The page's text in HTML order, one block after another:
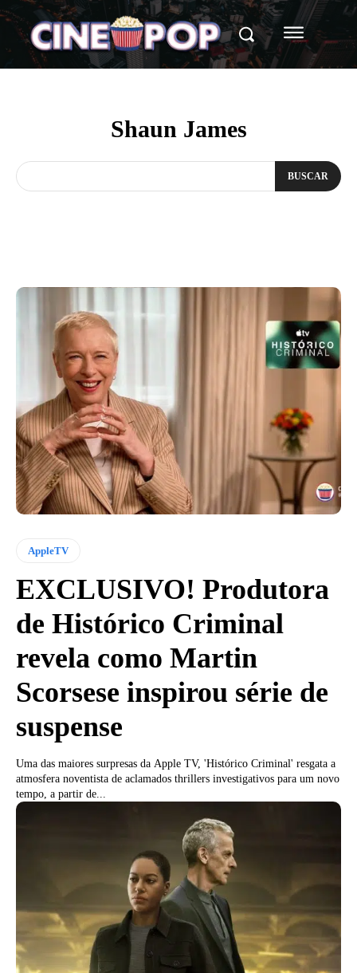
Shaun James
BUSCAR
AppleTV
EXCLUSIVO! Produtora
de Histórico Criminal
revela como Martin
Scorsese inspirou série de
suspense
Uma das maiores surpresas da Apple TV, 'Histórico Criminal' resgata a
atmosfera noventista de aclamados thrillers investigativos para um novo
tempo, a partir de...